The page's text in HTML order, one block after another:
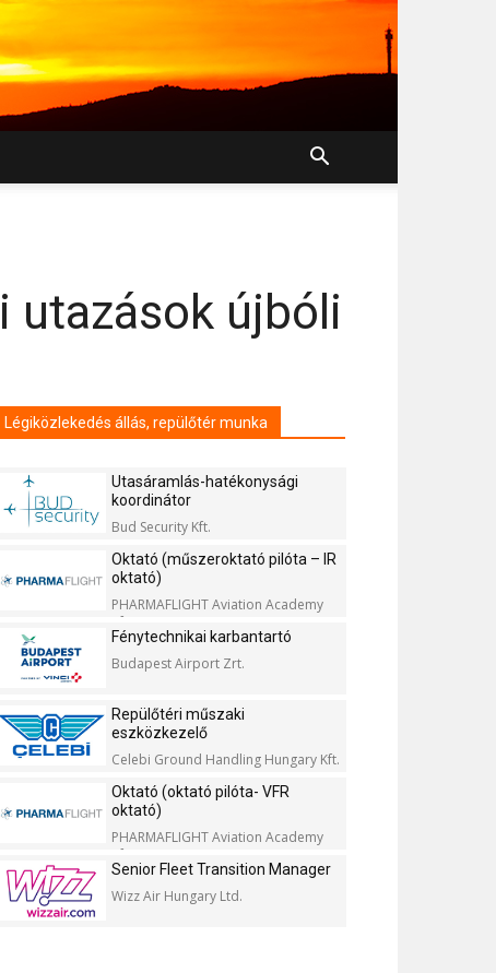
utazások újbóli
Légiközlekedés állás, repülőtér munka
Utasáramlás-hatékonysági
koordinátor
Bud Security Kft.
Oktató (műszeroktató pilóta – IR
oktató)
PHARMAFLIGHT Aviation Academy
Kft.
Fénytechnikai karbantartó
Budapest Airport Zrt.
Repülőtéri műszaki
eszközkezelő
Celebi Ground Handling Hungary Kft.
Oktató (oktató pilóta- VFR
oktató)
PHARMAFLIGHT Aviation Academy
Kft.
Senior Fleet Transition Manager
Wizz Air Hungary Ltd.